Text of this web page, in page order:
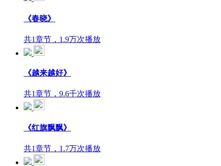
《春晓》
共1章节，1.9万次播放
《越来越好》
共1章节，9.6千次播放
《红旗飘飘》
共1章节，1.7万次播放